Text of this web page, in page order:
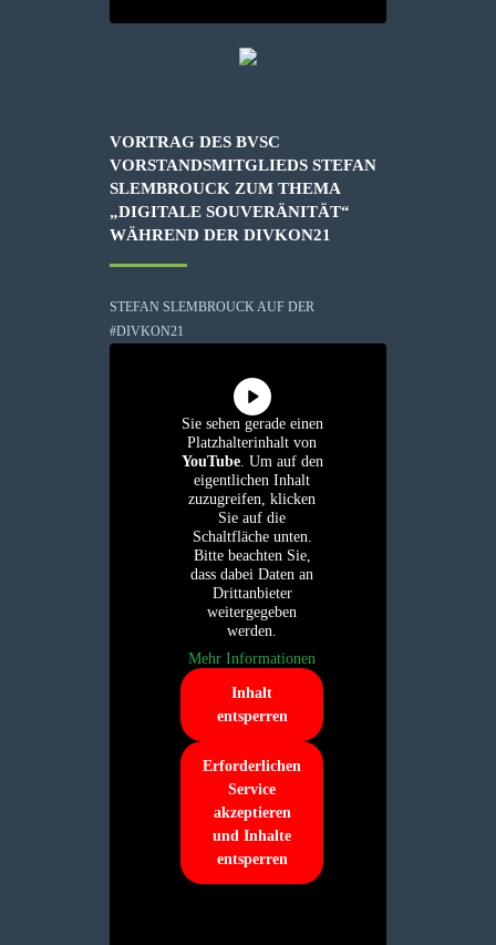
VORTRAG DES BVSC
VORSTANDSMITGLIEDS STEFAN
SLEMBROUCK ZUM THEMA
„DIGITALE SOUVERÄNITÄT“
WÄHREND DER DIVKON21
STEFAN SLEMBROUCK AUF DER
#DIVKON21
Sie sehen gerade einen
Platzhalterinhalt von
YouTube. Um auf den
eigentlichen Inhalt
zuzugreifen, klicken
Sie auf die
Schaltfläche unten.
Bitte beachten Sie,
dass dabei Daten an
Drittanbieter
weitergegeben
werden.
Mehr Informationen
Inhalt
entsperren
Erforderlichen
Service
akzeptieren
und Inhalte
entsperren